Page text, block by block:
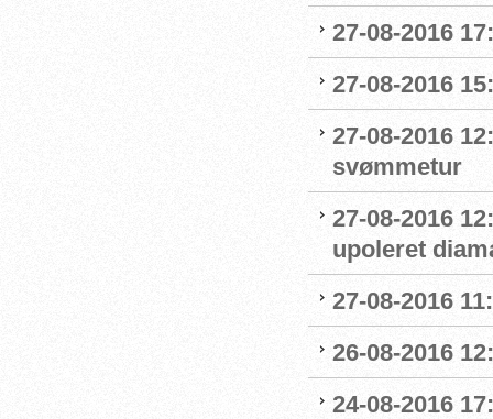
27-08-2016
27-08-2016
27-08-2016
svømmetur
27-08-2016
upoleret
27-08-2016
26-08-2016
24-08-2016